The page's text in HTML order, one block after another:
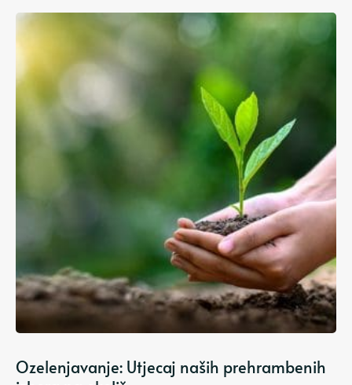
Ozelenjavanje: Utjecaj naših prehrambenih